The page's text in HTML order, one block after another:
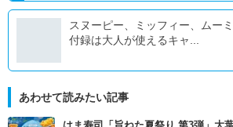
スヌーピー、ミッフィー、ムー
付録は大人が使えるキャ...
あわせて読みたい記事